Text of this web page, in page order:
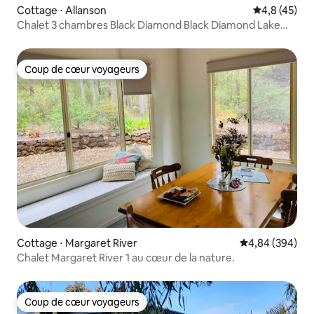
Cottage ⋅ Allanson Évaluation
4,8 (45)
Chalet 3 chambres Black Diamond Black Diamond Lake
Coup de cœur voyageurs
Coup de cœur voyageurs
Cottage ⋅ Margaret River Évaluation
4,84 (394)
Chalet Margaret River 1 au cœur de la nature.
Coup de cœur voyageurs
Coup de cœur voyageurs